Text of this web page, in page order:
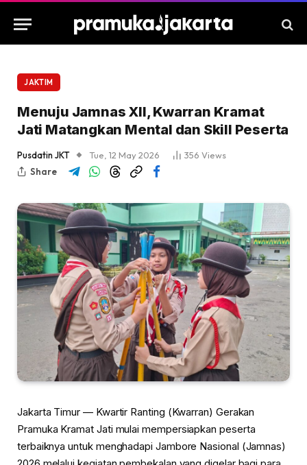
JAKTIM
Menuju Jamnas XII, Kwarran Kramat
Jati Matangkan Mental dan Skill Peserta
Pusdatin JKT Tue, 12 May 2026 356 Views
Share
Jakarta Timur — Kwartir Ranting (Kwarran) Gerakan
Pramuka Kramat Jati mulai mempersiapkan peserta
terbaiknya untuk menghadapi Jambore Nasional (Jamnas)